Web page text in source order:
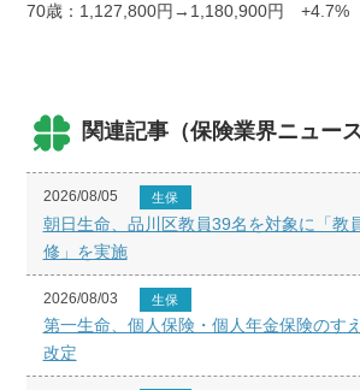
70歳：1,127,800円→1,180,900円 +4.7%
関連記事（保険業界ニュース
2026/08/05 生保
朝日生命、品川区教員39名を対象に「教
修」を実施
2026/08/03 生保
第一生命、個人保険・個人年金保険のす
改定